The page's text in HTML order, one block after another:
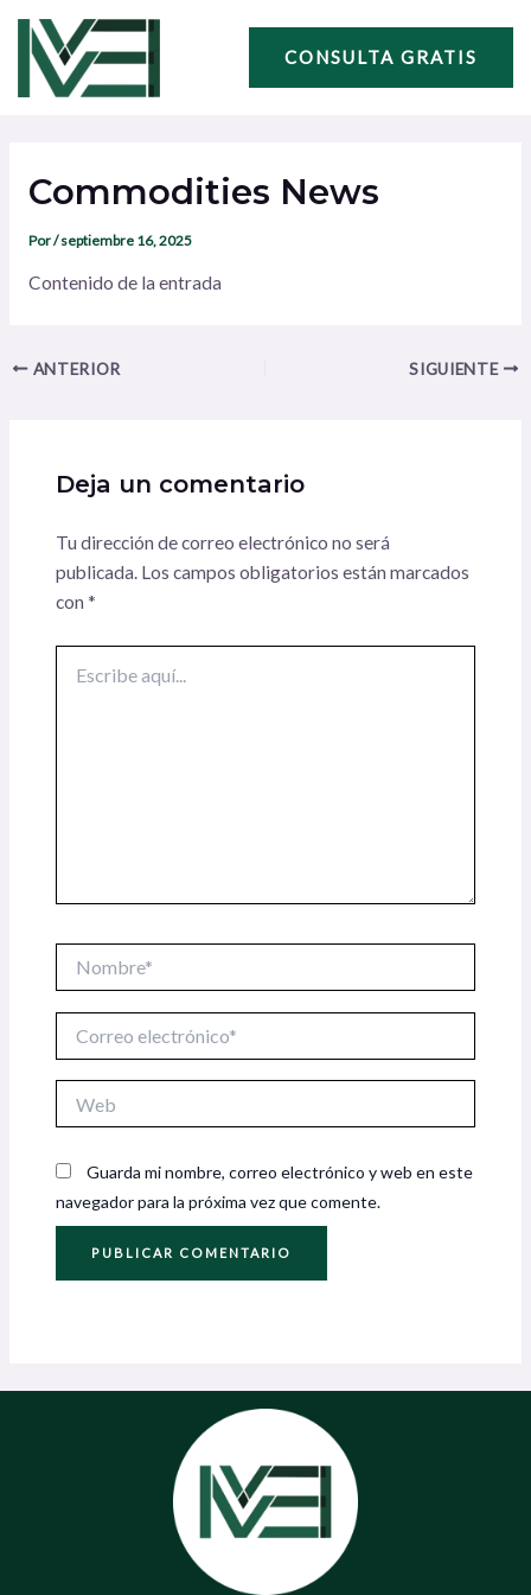
contenido
CONSULTA GRATIS
Commodities News
Por/septiembre 16, 2025
Contenido de la entrada
entradas
ANTERIOR SIGUIENTE
Deja un comentario
Tu dirección de correo electrónico no será
publicada. Los campos obligatorios están marcados
con *
aquí...
electrónico*
Guarda mi nombre, correo electrónico y web en este
navegador para la próxima vez que comente.